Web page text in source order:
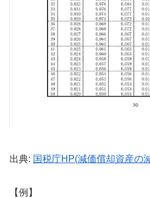
出典: 国税庁HP(減価償却資産の
【例】